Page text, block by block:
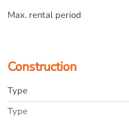
Max. rental period
Construction
Type
Type